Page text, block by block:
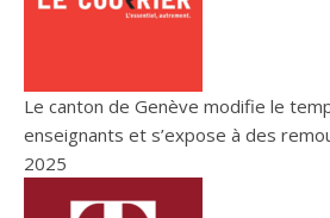
Le canton de Genève modifie le
enseignants et s’expose à des
2025